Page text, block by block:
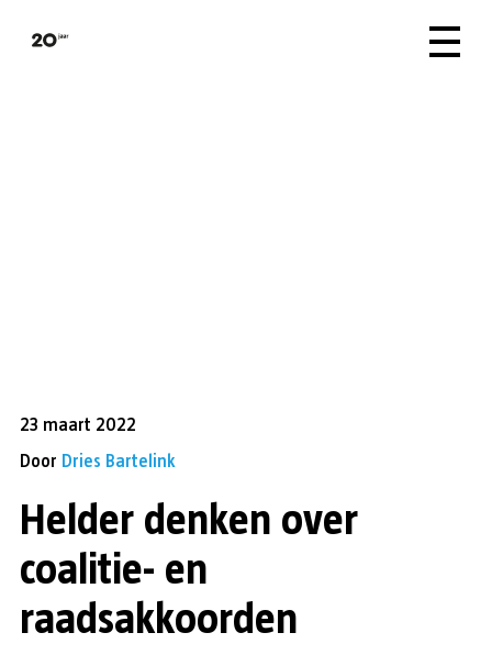
23 maart 2022
Door Dries Bartelink
Helder denken over
coalitie- en
raadsakkoorden